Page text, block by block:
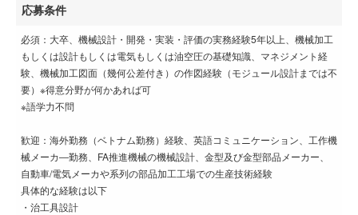
応募条件
必須：大卒、機械設計・開発・実装・評価の実務経験5年以上、機械加工
もしくは設計もしくは電気もしくは油空圧の基礎知識、マネジメント経
験、機械加工図面（幾何公差付き）の作図経験（モジュール設計までは不
要）※得意分野が何かあれば可
※語学力不問
歓迎：海外勤務（ベトナム勤務）経験、英語コミュニケーション、工作機
械メーカ―勤務、FA推進機械の機械設計、金型及び金型部品メーカー、
自動車/電気メーカや系列の部品加工工場での生産技術経験
具体的な経験は以下
・治工具設計